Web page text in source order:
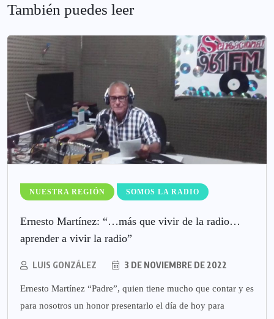
También puedes leer
NUESTRA REGIÓN SOMOS LA RADIO
Ernesto Martínez: “…más que vivir de la radio…
aprender a vivir la radio”
LUIS GONZÁLEZ 3 DE NOVIEMBRE DE 2022
Ernesto Martínez “Padre”, quien tiene mucho que contar y es
para nosotros un honor presentarlo el día de hoy para